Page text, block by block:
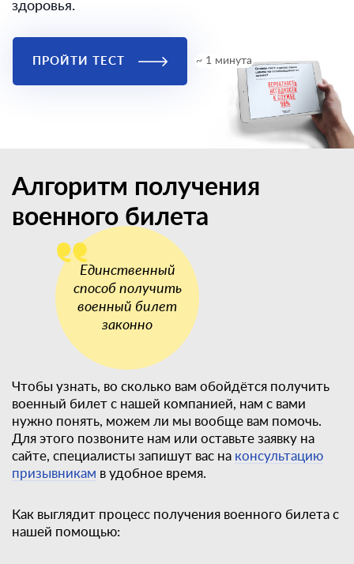
здоровья.
ПРОЙТИ ТЕСТ ~ 1 минута
Алгоритм получения
военного билета
Чтобы узнать, во сколько вам обойдётся получить
военный билет с нашей компанией, нам с вами
нужно понять, можем ли мы вообще вам помочь.
Для этого позвоните нам или оставьте заявку на
сайте, специалисты запишут вас на консультацию
призывникам в удобное время.
Как выглядит процесс получения военного билета с
нашей помощью: